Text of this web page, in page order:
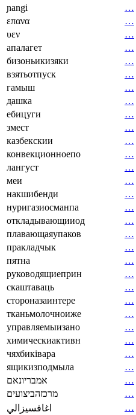
ɲangi
…
επανα
…
υεν
…
апалагет
…
бизоньикизяки
…
взятьотпуск
…
гамыш
…
дашка
…
ебицуги
…
змест
…
казбекскии
…
конвекционноепо
…
лангуст
…
меи
…
накшибенди
…
нуригазиосманпа
…
откладывающииод
…
плавающаяупаков
…
пракладчык
…
пятна
…
руководящиеприн
…
скаштаваць
…
стороназаинтере
…
тканьмолочноиже
…
управляемыизано
…
химическиактивн
…
чяхбиківара
…
ящикизподмыла
…
אמבריונאם
…
מרכזהביצועים
…
اغافسيزالي
…